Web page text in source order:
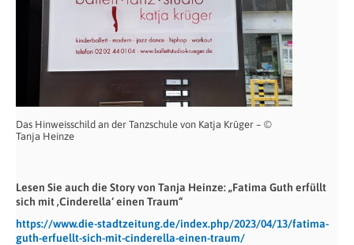
Das Hinweisschild an der Tanzschule von Katja Krüger – ©
Tanja Heinze
Lesen Sie auch die Story von Tanja Heinze: „Fatima Guth erfüllt
sich mit ‚Cinderella‘ einen Traum“
https://www.die-stadtzeitung.de/index.php/2023/04/13/fatima-
guth-erfuellt-sich-mit-cinderella-einen-traum/